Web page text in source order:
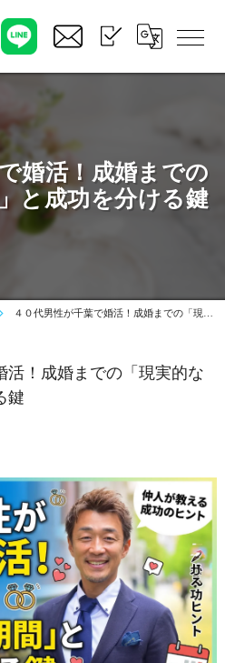
婚活！成婚までの
と成功を分ける鍵
４０代男性が千葉で婚活！成婚までの「現実的な期間」と成功を分ける鍵
活！成婚までの「現実的な
鍵